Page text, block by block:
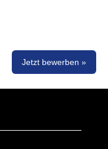
Jetzt bewerben »